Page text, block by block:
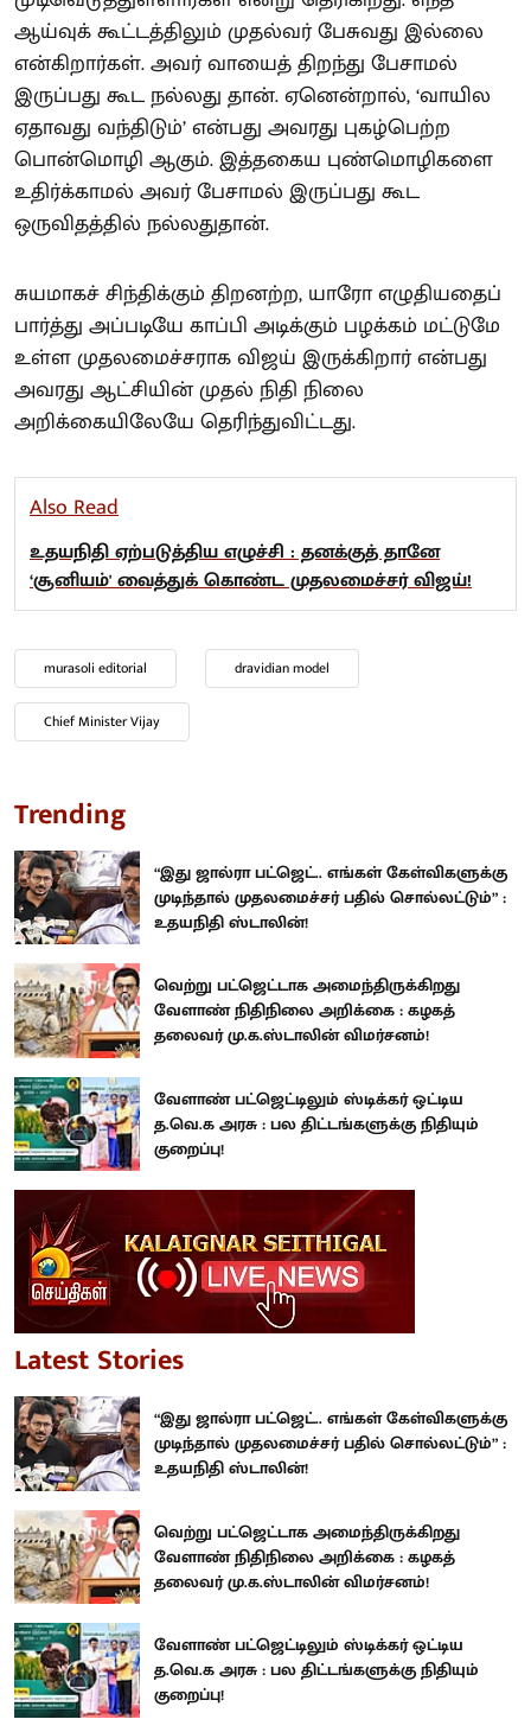
ஆய்வுக் கூட்டத்திலும் முதல்வர் பேசுவது இல்லை
என்கிறார்கள். அவர் வாயைத் திறந்து பேசாமல்
இருப்பது கூட நல்லது தான். ஏனென்றால், ‘வாயில
ஏதாவது வந்திடும்’ என்பது அவரது புகழ்பெற்ற
பொன்மொழி ஆகும். இத்தகைய புண்மொழிகளை
உதிர்க்காமல் அவர் பேசாமல் இருப்பது கூட
ஒருவிதத்தில் நல்லதுதான்.
சுயமாகச் சிந்திக்கும் திறனற்ற, யாரோ எழுதியதைப்
பார்த்து அப்படியே காப்பி அடிக்கும் பழக்கம் மட்டுமே
உள்ள முதலமைச்சராக விஜய் இருக்கிறார் என்பது
அவரது ஆட்சியின் முதல் நிதி நிலை
அறிக்கையிலேயே தெரிந்துவிட்டது.
Also Read
உதயநிதி ஏற்படுத்திய எழுச்சி : தனக்குத் தானே
‘சூனியம்' வைத்துக் கொண்ட முதலமைச்சர் விஜய்!
murasoli editorial dravidian model
Chief Minister Vijay
Trending
“இது ஜால்ரா பட்ஜெட்.. எங்கள் கேள்விகளுக்கு
முடிந்தால் முதலமைச்சர் பதில் சொல்லட்டும்” :
உதயநிதி ஸ்டாலின்!
வெற்று பட்ஜெட்டாக அமைந்திருக்கிறது
வேளாண் நிதிநிலை அறிக்கை : கழகத்
தலைவர் மு.க.ஸ்டாலின் விமர்சனம்!
வேளாண் பட்ஜெட்டிலும் ஸ்டிக்கர் ஒட்டிய
த.வெ.க அரசு : பல திட்டங்களுக்கு நிதியும்
குறைப்பு!
Latest Stories
“இது ஜால்ரா பட்ஜெட்.. எங்கள் கேள்விகளுக்கு
முடிந்தால் முதலமைச்சர் பதில் சொல்லட்டும்” :
உதயநிதி ஸ்டாலின்!
வெற்று பட்ஜெட்டாக அமைந்திருக்கிறது
வேளாண் நிதிநிலை அறிக்கை : கழகத்
தலைவர் மு.க.ஸ்டாலின் விமர்சனம்!
வேளாண் பட்ஜெட்டிலும் ஸ்டிக்கர் ஒட்டிய
த.வெ.க அரசு : பல திட்டங்களுக்கு நிதியும்
குறைப்பு!